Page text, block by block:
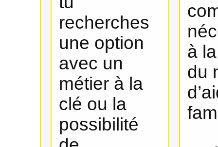
recherches
une option
avec un
métier à la
clé ou la
possibilité
à
du